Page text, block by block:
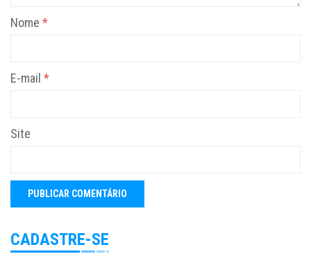
Nome *
E-mail *
Site
CADASTRE-SE